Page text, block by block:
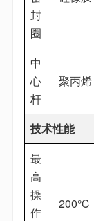
封
圈
中
心
杆
聚丙
技术性能
最
高
操
作
200℃